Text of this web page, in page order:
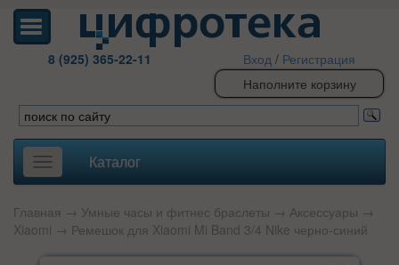
8 (925) 365-22-11 Вход / Регистрация
Наполните корзину
Toggle
navigation
Каталог
Главная → Умные часы и фитнес браслеты → Аксессуары →
Xiaomi → Ремешок для Xiaomi Mi Band 3/4 Nike черно-синий